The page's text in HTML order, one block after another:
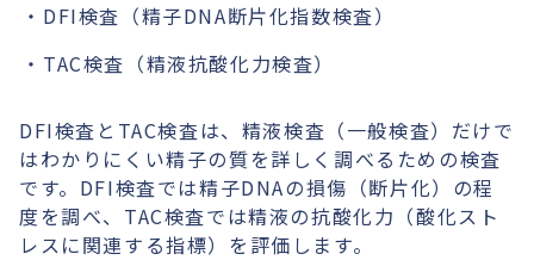
DFI検査（精子DNA断片化指数検査）
TAC検査（精液抗酸化力検査）
DFI検査とTAC検査は、精液検査（一般検査）だけで
はわかりにくい精子の質を詳しく調べるための検査
です。DFI検査では精子DNAの損傷（断片化）の程
度を調べ、TAC検査では精液の抗酸化力（酸化スト
レスに関連する指標）を評価します。